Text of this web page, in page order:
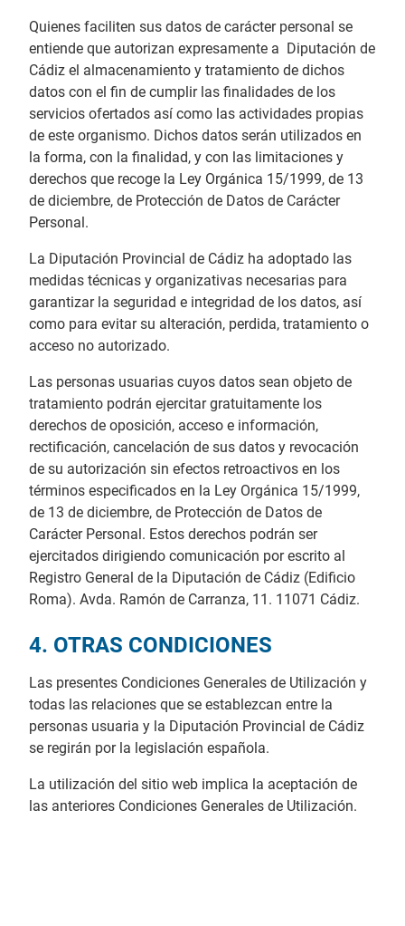
Quienes faciliten sus datos de carácter personal se
entiende que autorizan expresamente a Diputación de
Cádiz el almacenamiento y tratamiento de dichos
datos con el fin de cumplir las finalidades de los
servicios ofertados así como las actividades propias
de este organismo. Dichos datos serán utilizados en
la forma, con la finalidad, y con las limitaciones y
derechos que recoge la Ley Orgánica 15/1999, de 13
de diciembre, de Protección de Datos de Carácter
Personal.
La Diputación Provincial de Cádiz ha adoptado las
medidas técnicas y organizativas necesarias para
garantizar la seguridad e integridad de los datos, así
como para evitar su alteración, perdida, tratamiento o
acceso no autorizado.
Las personas usuarias cuyos datos sean objeto de
tratamiento podrán ejercitar gratuitamente los
derechos de oposición, acceso e información,
rectificación, cancelación de sus datos y revocación
de su autorización sin efectos retroactivos en los
términos especificados en la Ley Orgánica 15/1999,
de 13 de diciembre, de Protección de Datos de
Carácter Personal. Estos derechos podrán ser
ejercitados dirigiendo comunicación por escrito al
Registro General de la Diputación de Cádiz (Edificio
Roma). Avda. Ramón de Carranza, 11. 11071 Cádiz.
4. OTRAS CONDICIONES
Las presentes Condiciones Generales de Utilización y
todas las relaciones que se establezcan entre la
personas usuaria y la Diputación Provincial de Cádiz
se regirán por la legislación española.
La utilización del sitio web implica la aceptación de
las anteriores Condiciones Generales de Utilización.